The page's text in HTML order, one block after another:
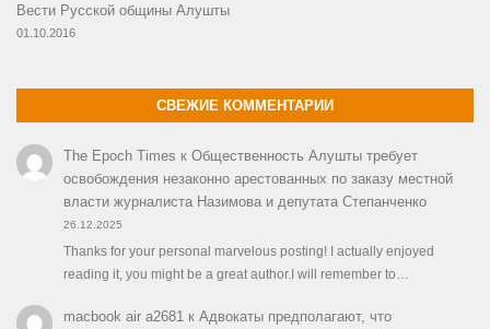
Вести Русской общины Алушты
01.10.2016
СВЕЖИЕ КОММЕНТАРИИ
The Epoch Times к Общественность Алушты требует
освобождения незаконно арестованных по заказу местной
власти журналиста Назимова и депутата Степанченко
26.12.2025
Thanks for your personal marvelous posting! I actually enjoyed
reading it, you might be a great author.I will remember to…
macbook air a2681 к Адвокаты предполагают, что